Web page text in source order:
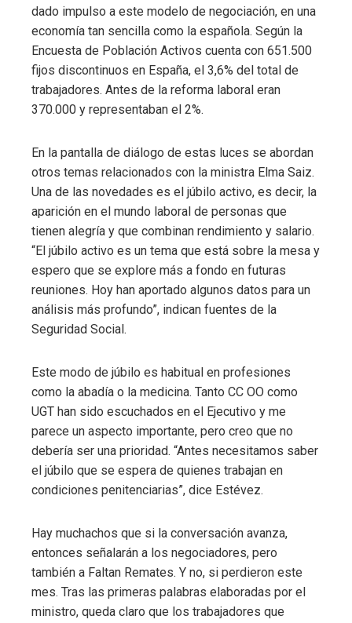
dado impulso a este modelo de negociación, en una
economía tan sencilla como la española. Según la
Encuesta de Población Activos cuenta con 651.500
fijos discontinuos en España, el 3,6% del total de
trabajadores. Antes de la reforma laboral eran
370.000 y representaban el 2%.
En la pantalla de diálogo de estas luces se abordan
otros temas relacionados con la ministra Elma Saiz.
Una de las novedades es el júbilo activo, es decir, la
aparición en el mundo laboral de personas que
tienen alegría y que combinan rendimiento y salario.
“El júbilo activo es un tema que está sobre la mesa y
espero que se explore más a fondo en futuras
reuniones. Hoy han aportado algunos datos para un
análisis más profundo”, indican fuentes de la
Seguridad Social.
Este modo de júbilo es habitual en profesiones
como la abadía o la medicina. Tanto CC OO como
UGT han sido escuchados en el Ejecutivo y me
parece un aspecto importante, pero creo que no
debería ser una prioridad. “Antes necesitamos saber
el júbilo que se espera de quienes trabajan en
condiciones penitenciarias”, dice Estévez.
Hay muchachos que si la conversación avanza,
entonces señalarán a los negociadores, pero
también a Faltan Remates. Y no, si perdieron este
mes. Tras las primeras palabras elaboradas por el
ministro, queda claro que los trabajadores que